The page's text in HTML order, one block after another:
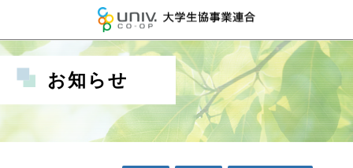
お知らせ